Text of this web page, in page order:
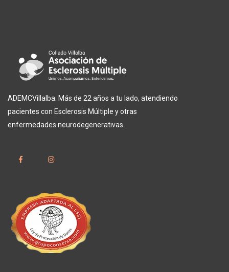
ADEMCVillalba. Más de 22 años a tu lado, atendiendo
pacientes con Esclerosis Múltiple y otras
enfermedades neurodegenerativas.